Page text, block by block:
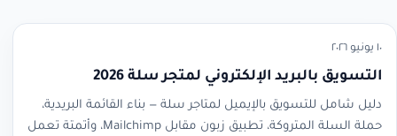
١٠ يونيو ٢٠٢٦
التسويق بالبريد الإلكتروني لمتجر سلة 2026
دليل شامل للتسويق بالإيميل لمتاجر سلة — بناء القائمة البريدية،
حملة السلة المتروكة، تطبيق زبون مقابل Mailchimp، وأتمتة تعمل